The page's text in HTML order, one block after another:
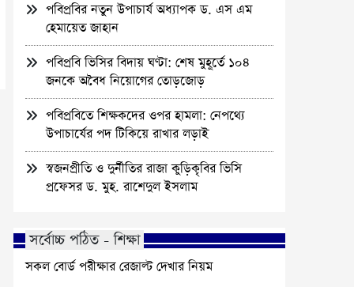
পবিপ্রবির নতুন উপাচার্য অধ্যাপক ড. এস এম
হেমায়েত জাহান
পবিপ্রবি ভিসির বিদায় ঘণ্টা: শেষ মুহূর্তে ১০৪
জনকে অবৈধ নিয়োগের তোড়জোড়
পবিপ্রবিতে শিক্ষকদের ওপর হামলা: নেপথ্যে
উপাচার্যের পদ টিকিয়ে রাখার লড়াই
স্বজনপ্রীতি ও দুর্নীতির রাজা কুড়িকৃবির ভিসি
প্রফেসর ড. মুহ. রাশেদুল ইসলাম
সর্বোচ্চ পঠিত - শিক্ষা
সকল বোর্ড পরীক্ষার রেজাল্ট দেখার নিয়ম